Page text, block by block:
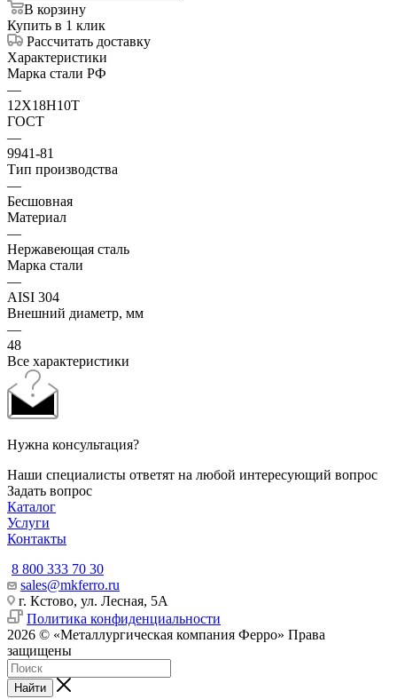
В корзину
Купить в 1 клик
Рассчитать доставку
Характеристики
Марка стали РФ
—
12Х18Н10Т
ГОСТ
—
9941-81
Тип производства
—
Бесшовная
Материал
—
Нержавеющая сталь
Марка стали
—
AISI 304
Внешний диаметр, мм
—
48
Все характеристики
Нужна консультация?
Наши специалисты ответят на любой интересующий вопрос
Задать вопрос
Каталог
Услуги
Контакты
8 800 333 70 30
sales@mkferro.ru
г. Кстово, ул. Лесная, 5А
Политика конфиденциальности
2026 © «Металлургическая компания Ферро» Права
защищены
Найти